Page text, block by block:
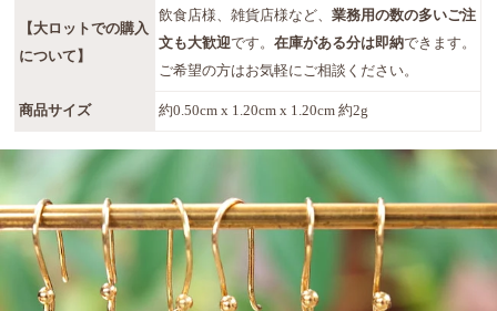
【大ロットでの購入
について】
飲食店様、雑貨店様など、業務用の数の多いご注
文も大歓迎です。在庫がある分は即納できます。
ご希望の方はお気軽にご相談ください。
商品サイズ 約0.50cm x 1.20cm x 1.20cm 約2g